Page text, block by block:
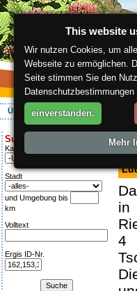
Über die Region Aktiv Erleben
Suche:
Kategorie
Stadt
und Umgebung bis
km
Volltext
Ergis ID-Nr.
4
This website
Wir nutzen Cookies, um
Webseite zu ermöglichen.
Seite stimmen Sie den
Datenschutzbestimmungen
einverstanden.
Mehr